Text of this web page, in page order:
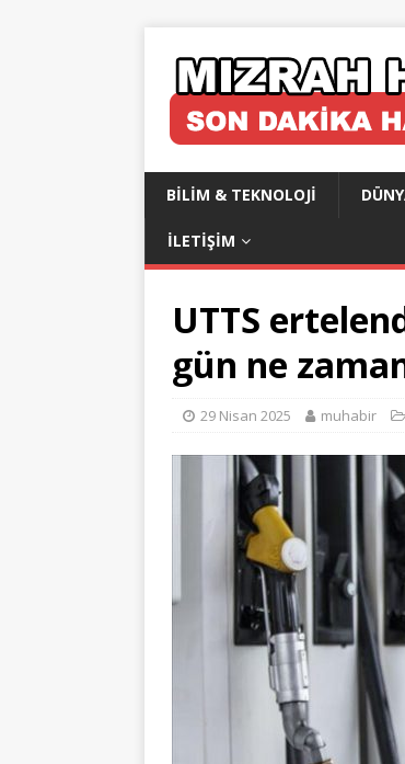
BILIM & TEKNOLOJI
İLETIŞIM
UTTS
gün ne
29 Nisan 2025 muhabir